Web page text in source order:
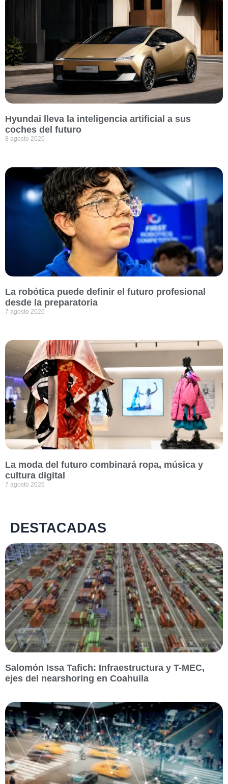
Hyundai lleva la inteligencia artificial a sus
coches del futuro
8 agosto 2026
La robótica puede definir el futuro profesional
desde la preparatoria
7 agosto 2026
La moda del futuro combinará ropa, música y
cultura digital
7 agosto 2026
DESTACADAS
Salomón Issa Tafich: Infraestructura y T-MEC,
ejes del nearshoring en Coahuila